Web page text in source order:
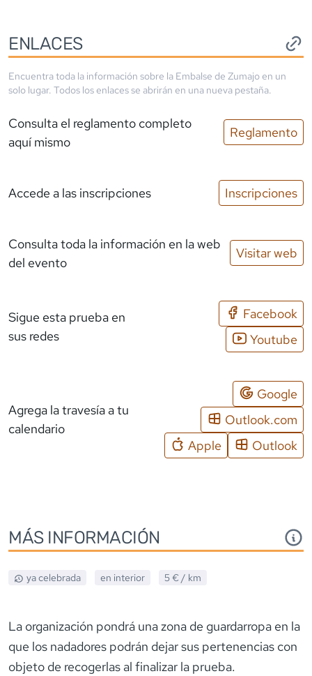
ENLACES
Encuentra toda la información sobre la Embalse de Zumajo en un
solo lugar. Todos los enlaces se abrirán en una nueva pestaña.
Consulta el reglamento completo
aquí mismo
Reglamento
Accede a las inscripciones Inscripciones
Consulta toda la información en la web
del evento
Visitar web
Sigue esta prueba en
sus redes
Facebook
Youtube
Agrega la travesía a tu
calendario
Google
Outlook.com
Apple
Outlook
MÁS INFORMACIÓN
ya celebrada en interior 5 € / km
La organización pondrá una zona de guardarropa en la
que los nadadores podrán dejar sus pertenencias con
objeto de recogerlas al finalizar la prueba.